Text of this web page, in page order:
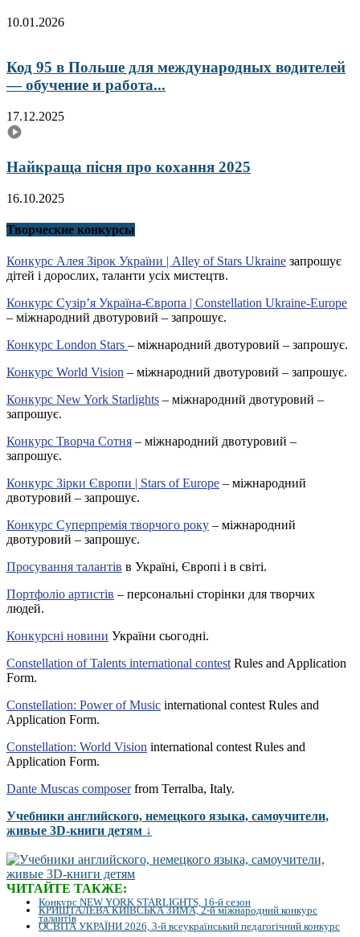
10.01.2026
Код 95 в Польше для международных водителей
— обучение и работа...
17.12.2025
Найкраща пісня про кохання 2025
16.10.2025
Творческие конкурсы
Конкурс Алея Зірок України | Alley of Stars Ukraine запрошує
дітей і дорослих, таланти усіх мистецтв.
Конкурс Сузір’я Україна-Європа | Constellation Ukraine-Europe
– міжнародний двотуровий – запрошує.
Конкурс London Stars – міжнародний двотуровий – запрошує.
Конкурс World Vision – міжнародний двотуровий – запрошує.
Конкурс New York Starlights – міжнародний двотуровий –
запрошує.
Конкурс Творча Сотня – міжнародний двотуровий –
запрошує.
Конкурс Зірки Європи | Stars of Europe – міжнародний
двотуровий – запрошує.
Конкурс Суперпремія творчого року – міжнародний
двотуровий – запрошує.
Просування талантів в Україні, Європі і в світі.
Портфоліо артистів – персональні сторінки для творчих
людей.
Конкурсні новини України сьогодні.
Constellation of Talents international contest Rules and Application
Form.
Constellation: Power of Music international contest Rules and
Application Form.
Constellation: World Vision international contest Rules and
Application Form.
Dante Muscas composerfrom Terralba, Italy.
Учебники английского, немецкого языка, самоучители,
живые 3D-книги детям ↓
ЧИТАЙТЕ ТАКЖЕ:
Конкурс NEW YORK STARLIGHTS, 16-й сезон
КРИШТАЛЕВА КИЇВСЬКА ЗИМА, 2-й міжнародний конкурс
талантів
ОСВІТА УКРАЇНИ 2026, 3-й всеукраїнський педагогічний конкурс